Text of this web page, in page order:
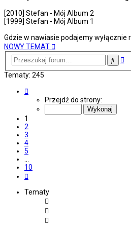
[2010] Stefan - Mój Album 2
[1999] Stefan - Mój Album 1
Gdzie w nawiasie podajemy wyłącznie
NOWY TEMAT
Szukaj
Tematy: 245
Przejdź do strony:
1
2
3
4
5
…
10
Tematy